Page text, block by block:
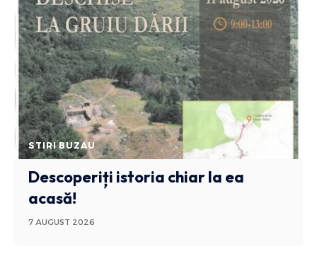
STIRI BUZAU
Descoperiți istoria chiar la ea
acasă!
7 AUGUST 2026